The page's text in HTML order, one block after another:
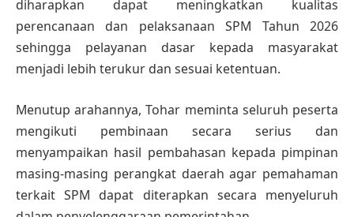
diharapkan dapat meningkatkan kualitas
perencanaan dan pelaksanaan SPM Tahun 2026
sehingga pelayanan dasar kepada masyarakat
menjadi lebih terukur dan sesuai ketentuan.
Menutup arahannya, Tohar meminta seluruh peserta
mengikuti pembinaan secara serius dan
menyampaikan hasil pembahasan kepada pimpinan
masing-masing perangkat daerah agar pemahaman
terkait SPM dapat diterapkan secara menyeluruh